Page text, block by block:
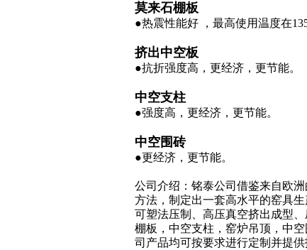
莫来石棚板
●热震性能好 ，最高使用温度在
挤出中空板
●抗折强度高，更经济，更节能。
中空支柱
●强度高，更经济，更节能。
中空围砖
●更经济，更节能。
公司介绍：铭泰公司借鉴来自欧
方法，制定出一套高水平的窑具
可塑法压制、高压真空挤出成型
棚板，中空支柱，窑炉吊顶，中
司产品均可按要求进行定制并提供